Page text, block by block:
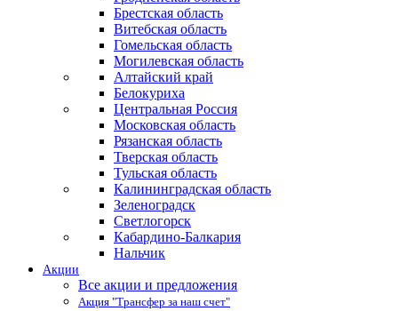
Брестская область
Витебская область
Гомельская область
Могилевская область
Алтайский край
Белокуриха
Центральная Россия
Московская область
Рязанская область
Тверская область
Тульская область
Калининградская область
Зеленоградск
Светлогорск
Кабардино-Балкария
Нальчик
Акции
Все акции и предложения
Акция "Трансфер за наш счет"